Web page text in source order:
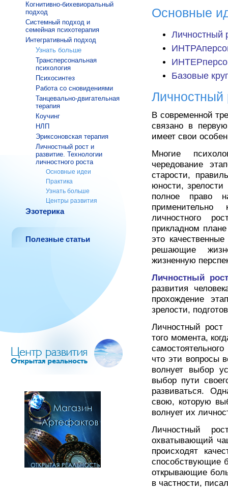
Когнитивно-бихевиоральный
подход
Системный подход и
семейная психотерапия
Интегративный подход
Узнать больше
Трансперсональная
психология
Психосинтез
Работа со сновидениями
Танцевально-двигательная
терапия
Коучинг
НЛП
Эриксоновская терапия
Личностный рост и
развитие. Технологии
личностного роста
Основные идеи
Практика
Узнать больше
Центры развития
Эзотерика
Полезные статьи
Основные
Личностный
Базовые
Личностный
В современной
связано в
имеет свои
Многие
чередование
старости,
юности,
полное право
личностного
прикладном
это
решающие
жизненную
Личностный
развития
прохождение
зрелости,
Личностный рост
того момента,
что эти вопросы
волнует выбор
выбор пути
развиваться.
свою, которую
волнует их
Личностный
охватывающий
происходят
способствующие
открывающие
в частности,